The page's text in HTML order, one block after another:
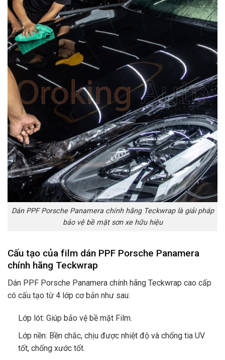
Dán PPF Porsche Panamera chính hãng Teckwrap là giải pháp
bảo vệ bề mặt sơn xe hữu hiệu
Cấu tạo của film dán PPF Porsche Panamera
chính hãng Teckwrap
Dán PPF Porsche Panamera chính hãng Teckwrap cao cấp
có cấu tạo từ 4 lớp cơ bản như sau:
Lớp lót: Giúp bảo vệ bề mặt Film.
Lớp nền: Bền chắc, chịu được nhiệt độ và chống tia UV
tốt, chống xước tốt.